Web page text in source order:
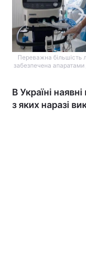
Переважна більшість
забезпечена апаратами
В Україні
з яких наразі